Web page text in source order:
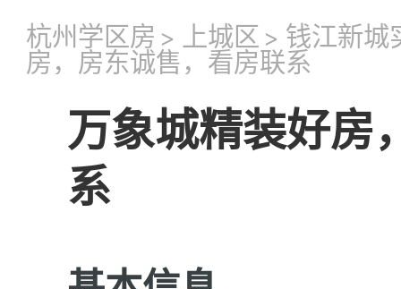
杭州学区房 > 上城区 > 钱江新城
房，房东诚售，看房联系
万象城精装好房
系